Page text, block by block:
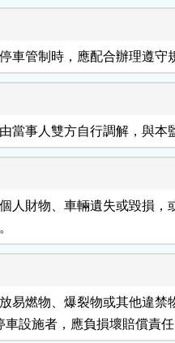
車管制時，應配合辦理遵守
當事人雙方自行調解，與本
人財物、車輛遺失或毀損，
易燃物、爆裂物或其他違禁
車設施者，應負損壞賠償責